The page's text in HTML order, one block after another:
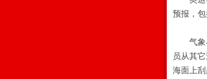
预报，
气象与
员从其
海面上